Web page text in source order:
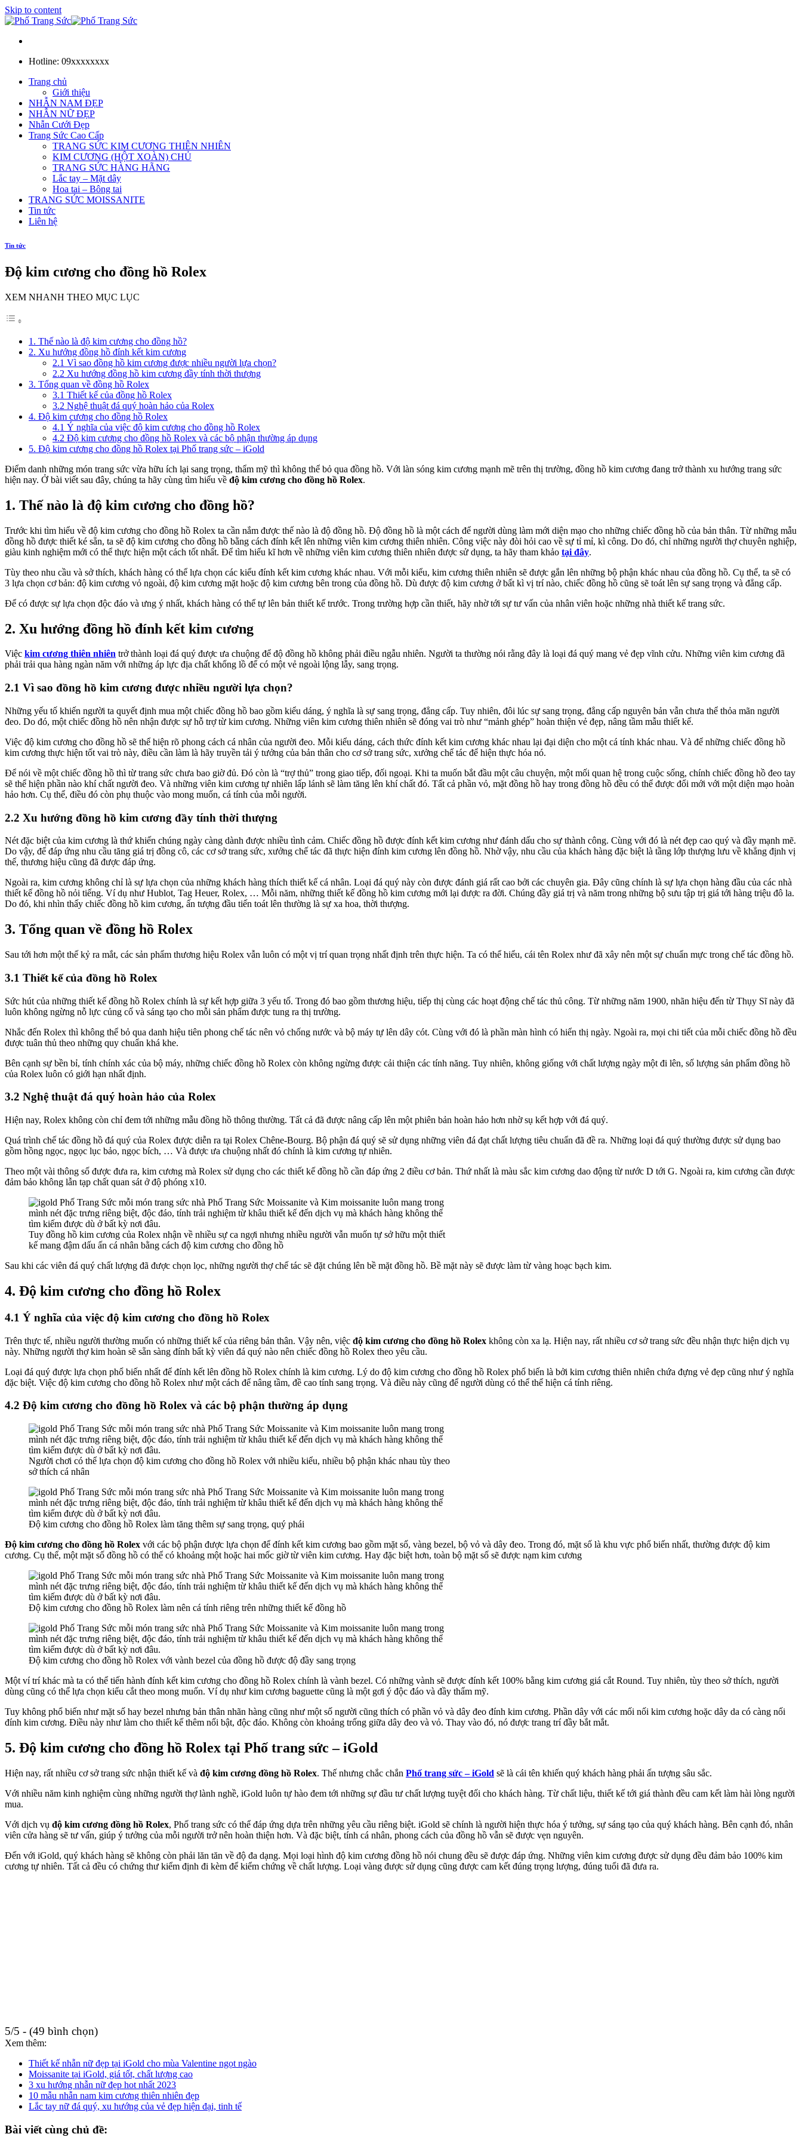
Skip to content
Hotline: 09xxxxxxxx
Trang chủ
Giới thiệu
NHẪN NAM ĐẸP
NHẪN NỮ ĐẸP
Nhẫn Cưới Đẹp
Trang Sức Cao Cấp
TRANG SỨC KIM CƯƠNG THIÊN NHIÊN
KIM CƯƠNG (HỘT XOÀN) CHỦ
TRANG SỨC HÀNG HÃNG
Lắc tay – Mặt dây
Hoa tai – Bông tai
TRANG SỨC MOISSANITE
Tin tức
Liên hệ
Tin tức
Độ kim cương cho đồng hồ Rolex
XEM NHANH THEO MỤC LỤC
1. Thế nào là độ kim cương cho đồng hồ?
2. Xu hướng đồng hồ đính kết kim cương
2.1 Vì sao đồng hồ kim cương được nhiều người lựa chọn?
2.2 Xu hướng đồng hồ kim cương đầy tính thời thượng
3. Tổng quan về đồng hồ Rolex
3.1 Thiết kế của đồng hồ Rolex
3.2 Nghệ thuật đá quý hoàn hảo của Rolex
4. Độ kim cương cho đồng hồ Rolex
4.1 Ý nghĩa của việc độ kim cương cho đồng hồ Rolex
4.2 Độ kim cương cho đồng hồ Rolex và các bộ phận thường áp dụng
5. Độ kim cương cho đồng hồ Rolex tại Phố trang sức – iGold
Điểm danh những món trang sức vừa hữu ích lại sang trọng, thẩm mỹ thì không thể bỏ qua đồng hồ. Với làn sóng kim cương mạnh mẽ trên thị trường, đồng hồ kim cương đang trở thành xu hướng trang sức
hiện nay. Ở bài viết sau đây, chúng ta hãy cùng tìm hiểu về độ kim cương cho đồng hồ Rolex.
1. Thế nào là độ kim cương cho đồng hồ?
Trước khi tìm hiểu về độ kim cương cho đồng hồ Rolex ta cần nắm được thế nào là độ đồng hồ. Độ đồng hồ là một cách để người dùng làm mới diện mạo cho những chiếc đồng hồ của bản thân. Từ những mẫu
đồng hồ được thiết ké sẵn, ta sẽ độ kim cương cho đồng hồ bằng cách đính kết lên những viên kim cương thiên nhiên. Công việc này đòi hỏi cao về sự tỉ mỉ, kì công. Do đó, chỉ những người thợ chuyên nghiệp,
giàu kinh nghiệm mới có thể thực hiện một cách tốt nhất. Để tìm hiểu kĩ hơn về những viên kim cương thiên nhiên được sử dụng, ta hãy tham khảo tại đây.
Tùy theo nhu cầu và sở thích, khách hàng có thể lựa chọn các kiểu đính kết kim cương khác nhau. Với mỗi kiểu, kim cương thiên nhiên sẽ được gắn lên những bộ phận khác nhau của đồng hồ. Cụ thể, ta sẽ có
3 lựa chọn cơ bản: độ kim cương vỏ ngoài, độ kim cương mặt hoặc độ kim cương bên trong của đồng hồ. Dù được độ kim cương ở bất kì vị trí nào, chiếc đồng hồ cũng sẽ toát lên sự sang trọng và đẳng cấp.
Để có được sự lựa chọn độc đáo và ưng ý nhất, khách hàng có thể tự lên bản thiết kế trước. Trong trường hợp cần thiết, hãy nhờ tới sự tư vấn của nhân viên hoặc những nhà thiết kế trang sức.
2. Xu hướng đồng hồ đính kết kim cương
Việc kim cương thiên nhiên trở thành loại đá quý được ưa chuộng để độ đồng hồ không phải điều ngẫu nhiên. Người ta thường nói rằng đây là loại đá quý mang vẻ đẹp vĩnh cửu. Những viên kim cương đã
phải trải qua hàng ngàn năm với những áp lực địa chất khổng lồ để có một vẻ ngoài lộng lẫy, sang trọng.
2.1 Vì sao đồng hồ kim cương được nhiều người lựa chọn?
Những yếu tố khiến người ta quyết định mua một chiếc đồng hồ bao gồm kiểu dáng, ý nghĩa là sự sang trọng, đẳng cấp. Tuy nhiên, đôi lúc sự sang trọng, đẳng cấp nguyên bản vẫn chưa thể thỏa mãn người
đeo. Do đó, một chiếc đồng hồ nên nhận được sự hỗ trợ từ kim cương. Những viên kim cương thiên nhiên sẽ đóng vai trò như “mảnh ghép” hoàn thiện vẻ đẹp, nâng tầm mẫu thiết kế.
Việc độ kim cương cho đồng hồ sẽ thể hiện rõ phong cách cá nhân của người đeo. Mỗi kiểu dáng, cách thức đính kết kim cương khác nhau lại đại diện cho một cá tính khác nhau. Và để những chiếc đồng hồ
kim cương thực hiện tốt vai trò này, điều cần làm là hãy truyền tải ý tưởng của bản thân cho cơ sở trang sức, xưởng chế tác để hiện thực hóa nó.
Để nói về một chiếc đồng hồ thì từ trang sức chưa bao giờ đủ. Đó còn là “trợ thủ” trong giao tiếp, đối ngoại. Khi ta muốn bắt đầu một câu chuyện, một mối quan hệ trong cuộc sống, chính chiếc đồng hồ đeo tay
sẽ thể hiện phần nào khí chất người đeo. Và những viên kim cương tự nhiên lấp lánh sẽ làm tăng lên khí chất đó. Tất cả phần vỏ, mặt đồng hồ hay trong đồng hồ đều có thể được đổi mới với một diện mạo hoàn
hảo hơn. Cụ thể, điều đó còn phụ thuộc vào mong muốn, cá tính của mỗi người.
2.2 Xu hướng đồng hồ kim cương đầy tính thời thượng
Nét đặc biệt của kim cương là thứ khiến chúng ngày càng dành được nhiều tình cảm. Chiếc đồng hồ được đính kết kim cương như đánh dấu cho sự thành công. Cùng với đó là nét đẹp cao quý và đầy mạnh mẽ.
Do vậy, để đáp ứng nhu cầu tăng giá trị đồng cô, các cơ sở trang sức, xưởng chế tác đã thực hiện đính kim cương lên đồng hồ. Nhờ vậy, nhu cầu của khách hàng đặc biệt là tầng lớp thượng lưu về khẳng định vị
thế, thương hiệu cũng đã được đáp ứng.
Ngoài ra, kim cương không chỉ là sự lựa chọn của những khách hàng thích thiết kế cá nhân. Loại đá quý này còn được đánh giá rất cao bởi các chuyên gia. Đây cũng chính là sự lựa chọn hàng đầu của các nhà
thiết kế đồng hồ nỏi tiếng. Ví dụ như Hublot, Tag Heuer, Rolex, … Mỗi năm, những thiết kế đồng hồ kim cương mới lại được ra đời. Chúng đầy giá trị và năm trong những bộ sưu tập trị giá tới hàng triệu đô la.
Do đó, khi nhìn thấy chiếc đồng hồ kim cương, ấn tượng đầu tiến toát lên thường là sự xa hoa, thời thượng.
3. Tổng quan về đồng hồ Rolex
Sau tới hơn một thế kỷ ra mắt, các sản phẩm thương hiệu Rolex vẫn luôn có một vị trí quan trọng nhất định trên thực hiện. Ta có thể hiểu, cái tên Rolex như đã xây nên một sự chuẩn mực trong chế tác đồng hồ.
3.1 Thiết kế của đồng hồ Rolex
Sức hút của những thiết kế đồng hồ Rolex chính là sự kết hợp giữa 3 yếu tố. Trong đó bao gồm thương hiệu, tiếp thị cùng các hoạt động chế tác thủ công. Từ những năm 1900, nhãn hiệu đến từ Thụy Sĩ này đã
luôn không ngừng nỗ lực củng cố và sáng tạo cho mỗi sản phẩm được tung ra thị trường.
Nhắc đến Rolex thì không thể bỏ qua danh hiệu tiên phong chế tác nên vỏ chống nước và bộ máy tự lên dây cót. Cùng với đó là phần màn hình có hiển thị ngày. Ngoài ra, mọi chi tiết của mỗi chiếc đồng hồ đều
được tuân thủ theo những quy chuẩn khá khe.
Bên cạnh sự bền bỉ, tính chính xác của bộ máy, những chiếc đồng hồ Rolex còn không ngừng được cải thiện các tính năng. Tuy nhiên, không giống với chất lượng ngày một đi lên, số lượng sản phẩm đồng hồ
của Rolex luôn có giới hạn nhất định.
3.2 Nghệ thuật đá quý hoàn hảo của Rolex
Hiện nay, Rolex không còn chỉ đem tới những mẫu đồng hồ thông thường. Tất cả đã được nâng cấp lên một phiên bản hoàn hảo hơn nhờ sụ kết hợp với đá quý.
Quá trình chế tác đồng hồ đá quý của Rolex được diễn ra tại Rolex Chêne-Bourg. Bộ phận đá quý sẽ sử dụng những viên đá đạt chất lượng tiêu chuẩn đã đề ra. Những loại đá quý thường được sử dụng bao
gồm hồng ngọc, ngọc lục bảo, ngọc bích, … Và được ưa chuộng nhất đó chính là kim cương tự nhiên.
Theo một vài thông số được đưa ra, kim cương mà Rolex sử dụng cho các thiết kế đồng hồ cần đáp ứng 2 điều cơ bản. Thứ nhất là màu sắc kim cương dao động từ nước D tới G. Ngoài ra, kim cương cần được
đảm bảo không lẫn tạp chất quan sát ở độ phóng x10.
Tuy đồng hồ kim cương của Rolex nhận về nhiều sự ca ngợi nhưng nhiều người vẫn muốn tự sở hữu một thiết
kế mang đậm dấu ấn cá nhân bằng cách độ kim cương cho đồng hồ
Sau khi các viên đá quý chất lượng đã được chọn lọc, những người thợ chế tác sẽ đặt chúng lên bề mặt đồng hồ. Bề mặt này sẽ được làm từ vàng hoạc bạch kim.
4. Độ kim cương cho đồng hồ Rolex
4.1 Ý nghĩa của việc độ kim cương cho đồng hồ Rolex
Trên thực tế, nhiều người thường muốn có những thiết kế của riêng bản thân. Vậy nên, việc độ kim cương cho đồng hồ Rolex không còn xa lạ. Hiện nay, rất nhiều cơ sở trang sức đều nhận thực hiện dịch vụ
này. Những người thợ kim hoàn sẽ sẵn sàng đính bất kỳ viên đá quý nào nên chiếc đồng hồ Rolex theo yêu cầu.
Loại đá quý được lựa chọn phổ biến nhất để đính kết lên đồng hồ Rolex chính là kim cương. Lý do độ kim cương cho đồng hồ Rolex phổ biến là bởi kim cương thiên nhiên chứa đựng vẻ đẹp cũng như ý nghĩa
đặc biệt. Việc độ kim cương cho đồng hồ Rolex như một cách để nâng tầm, đề cao tính sang trọng. Và điều này cũng để người dùng có thể thể hiện cá tính riêng.
4.2 Độ kim cương cho đồng hồ Rolex và các bộ phận thường áp dụng
Người chơi có thể lựa chọn độ kim cương cho đồng hồ Rolex với nhiều kiểu, nhiều bộ phận khác nhau tùy theo
sở thích cá nhân
Độ kim cương cho đồng hồ Rolex làm tăng thêm sự sang trọng, quý phái
Độ kim cương cho đồng hồ Rolex với các bộ phận được lựa chọn để đính kết kim cương bao gồm mặt số, vàng bezel, bộ vỏ và dây đeo. Trong đó, mặt số là khu vực phổ biến nhất, thường được độ kim
cương. Cụ thể, một mặt số đồng hồ có thể có khoảng một hoặc hai mốc giờ từ viên kim cương. Hay đặc biệt hơn, toàn bộ mặt số sẽ được nạm kim cương
Độ kim cương cho đồng hồ Rolex làm nên cá tính riêng trên những thiết kế đồng hồ
Độ kim cương cho đồng hồ Rolex với vành bezel của đồng hồ được độ đầy sang trọng
Một ví trí khác mà ta có thể tiến hành đính kết kim cương cho đồng hồ Rolex chính là vành bezel. Có những vành sẽ được đính kết 100% bằng kim cương giá cắt Round. Tuy nhiên, tùy theo sở thích, người
dùng cũng có thể lựa chọn kiểu cắt theo mong muốn. Ví dụ như kim cương baguette cũng là một gơi ý độc đáo và đầy thẩm mỹ.
Tuy không phổ biến như mặt số hay bezel nhưng bản thân nhãn hàng cũng như một số người cũng thích có phần vỏ và dây đeo đính kim cương. Phần dây với các mối nối kim cương hoặc dây da có càng nối
đính kim cương. Điều này như làm cho thiết kế thêm nổi bật, độc đáo. Không còn khoảng trống giữa dây đeo và vỏ. Thay vào đó, nó được trang trí đầy bắt mắt.
5. Độ kim cương cho đồng hồ Rolex tại Phố trang sức – iGold
Hiện nay, rất nhiều cơ sở trang sức nhận thiết kế và độ kim cương đồng hồ Rolex. Thế nhưng chắc chắn Phố trang sức – iGold sẽ là cái tên khiến quý khách hàng phải ấn tượng sâu sắc.
Với nhiều năm kinh nghiệm cùng những người thợ lành nghề, iGold luôn tự hào đem tới những sự đầu tư chất lượng tuyệt đối cho khách hàng. Từ chất liệu, thiết kế tới giá thành đều cam kết làm hài lòng người
mua.
Với dịch vụ độ kim cương đồng hồ Rolex, Phố trang sức có thể đáp ứng dựa trên những yêu cầu riêng biệt. iGold sẽ chính là người hiện thực hóa ý tưởng, sự sáng tạo của quý khách hàng. Bên cạnh đó, nhân
viên cửa hàng sẽ tư vấn, giúp ý tưởng của mỗi người trở nên hoàn thiện hơn. Và đặc biệt, tính cá nhân, phong cách của đồng hồ vẫn sẽ được vẹn nguyên.
Đến với iGold, quý khách hàng sẽ không còn phải lăn tăn về độ đa dạng. Mọi loại hình độ kim cương đồng hồ nói chung đều sẽ được đáp ứng. Những viên kim cương được sử dụng đều đảm bảo 100% kim
cương tự nhiên. Tất cả đều có chứng thư kiểm định đi kèm để kiểm chứng về chất lượng. Loại vàng được sử dụng cũng được cam kết đúng trọng lượng, đúng tuổi đã đưa ra.
5/5 - (49 bình chọn)
Xem thêm:
Thiết kế nhẫn nữ đẹp tại iGold cho mùa Valentine ngọt ngào
Moissanite tại iGold, giá tốt, chất lượng cao
3 xu hướng nhẫn nữ đẹp hot nhất 2023
10 mẫu nhẫn nam kim cương thiên nhiên đẹp
Lắc tay nữ đá quý, xu hướng của vẻ đẹp hiện đại, tinh tế
Bài viết cùng chủ đề: